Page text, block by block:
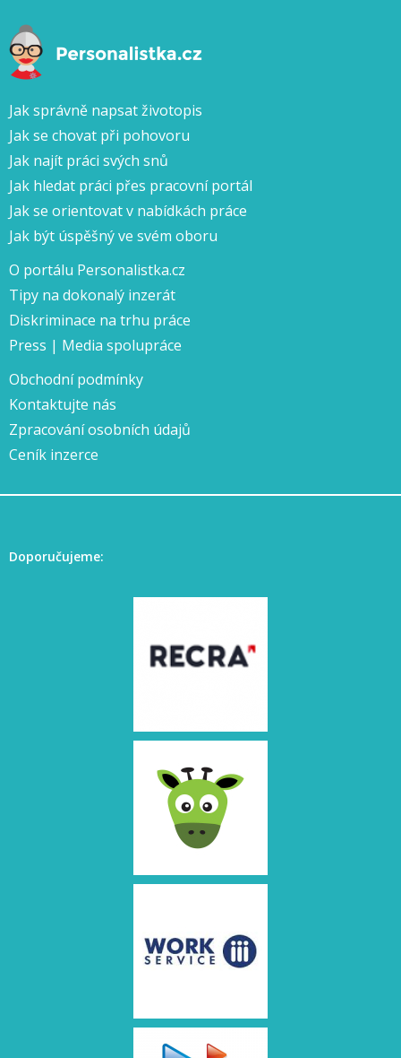
Jak správně napsat životopis
Jak se chovat při pohovoru
Jak najít práci svých snů
Jak hledat práci přes pracovní portál
Jak se orientovat v nabídkách práce
Jak být úspěšný ve svém oboru
O portálu Personalistka.cz
Tipy na dokonalý inzerát
Diskriminace na trhu práce
Press | Media spolupráce
Obchodní podmínky
Kontaktujte nás
Zpracování osobních údajů
Ceník inzerce
Doporučujeme: